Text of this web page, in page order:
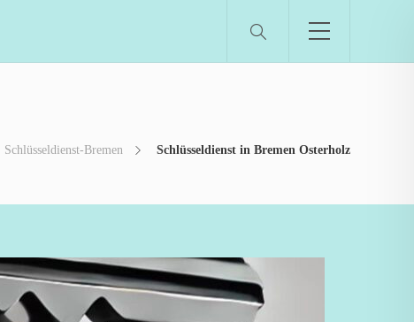
Schlüsseldienst-Bremen Schlüsseldienst in Bremen Osterholz